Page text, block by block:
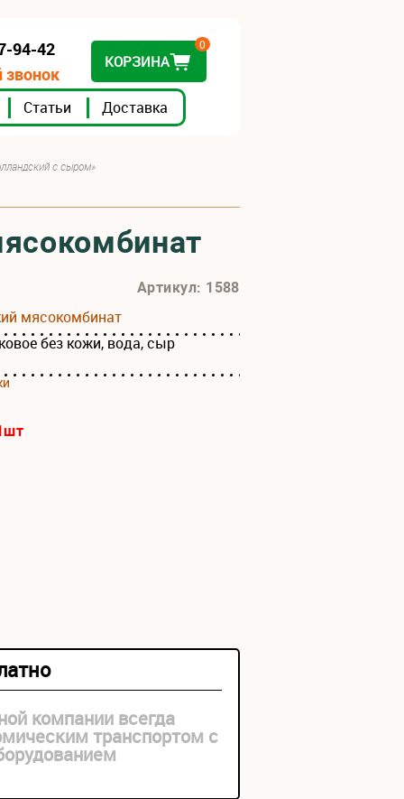
Статьи Доставка
94-42
КОРЗИНА
0
с сыром»
Артикул: 1588
мясокомбинат
без кожи, вода, сыр
шт
компании всегда
транспортом с